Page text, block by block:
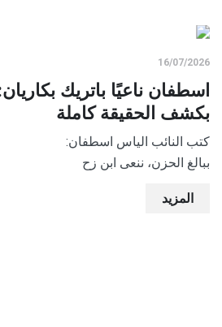
16/07/2026
اسطفان ناعيًا باتريك بكاريان:
بكشف الحقيقة كاملة
كتب النائب الياس اسطفان:
ببالغ الحزن، ننعى ابن زح
المزيد